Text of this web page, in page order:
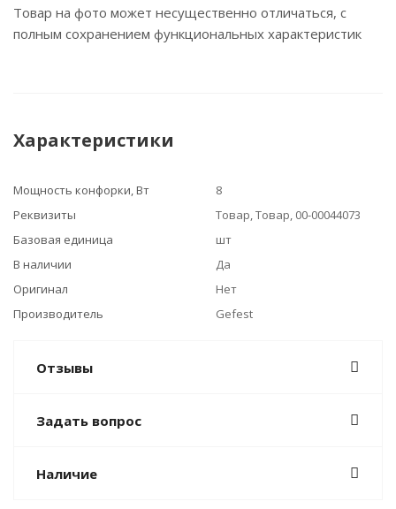
Товар на фото может несущественно отличаться, с
полным сохранением функциональных характеристик
Характеристики
Мощность конфорки, Вт
8
Реквизиты
Товар, Товар, 00-00044073
Базовая единица
шт
В наличии
Да
Оригинал
Нет
Производитель
Gefest
Отзывы
Задать вопрос
Наличие